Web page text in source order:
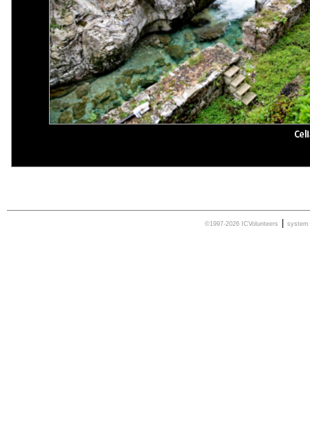
©1997-2026 ICVolunteers system